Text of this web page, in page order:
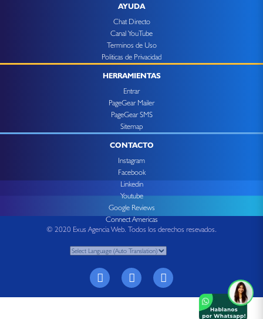
AYUDA
Chat Directo
Canal YouTube
Terminos de Uso
Politicas de Privacidad
HERRAMIENTAS
Entrar
PageGear Mailer
PageGear SMS
Sitemap
CONTACTO
Instagram
Facebook
Linkedin
Youtube
Google Reviews
Connect Americas
© 2020 Exus Agencia Web. Todos los derechos resevados.